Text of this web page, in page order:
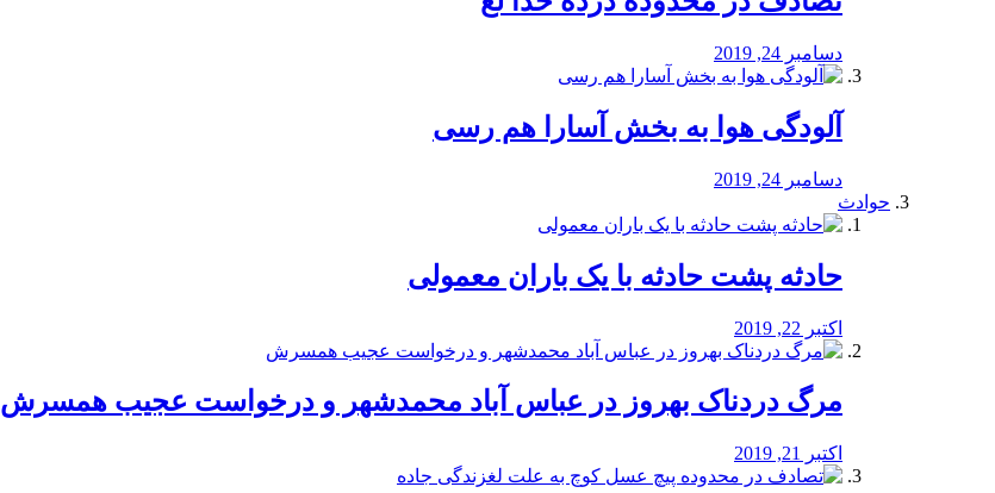
دسامبر 24, 2019
آلودگی هوا به بخش آسارا هم رسی
دسامبر 24, 2019
حوادث
️حادثه پشت حادثه با یک باران معمولی
اکتبر 22, 2019
مرگ دردناک بهروز در عباس آباد محمدشهر و درخواست عجیب همسرش
اکتبر 21, 2019